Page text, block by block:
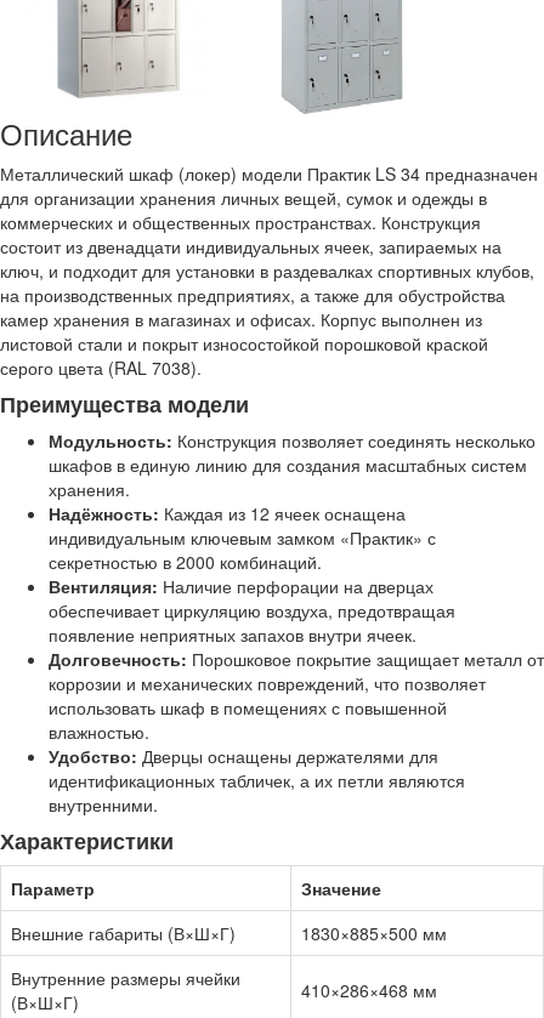
Описание
Металлический шкаф (локер) модели Практик LS 34 предназначен
для организации хранения личных вещей, сумок и одежды в
коммерческих и общественных пространствах. Конструкция
состоит из двенадцати индивидуальных ячеек, запираемых на
ключ, и подходит для установки в раздевалках спортивных клубов,
на производственных предприятиях, а также для обустройства
камер хранения в магазинах и офисах. Корпус выполнен из
листовой стали и покрыт износостойкой порошковой краской
серого цвета (RAL 7038).
Преимущества модели
Модульность: Конструкция позволяет соединять несколько
шкафов в единую линию для создания масштабных систем
хранения.
Надёжность: Каждая из 12 ячеек оснащена
индивидуальным ключевым замком «Практик» с
секретностью в 2000 комбинаций.
Вентиляция: Наличие перфорации на дверцах
обеспечивает циркуляцию воздуха, предотвращая
появление неприятных запахов внутри ячеек.
Долговечность: Порошковое покрытие защищает металл от
коррозии и механических повреждений, что позволяет
использовать шкаф в помещениях с повышенной
влажностью.
Удобство: Дверцы оснащены держателями для
идентификационных табличек, а их петли являются
внутренними.
Характеристики
Параметр
Значение
Внешние габариты (В×Ш×Г)
1830×885×500 мм
Внутренние размеры ячейки
(В×Ш×Г)
410×286×468 мм